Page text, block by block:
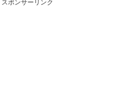
スポンサーリンク